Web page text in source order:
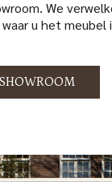
We
u het